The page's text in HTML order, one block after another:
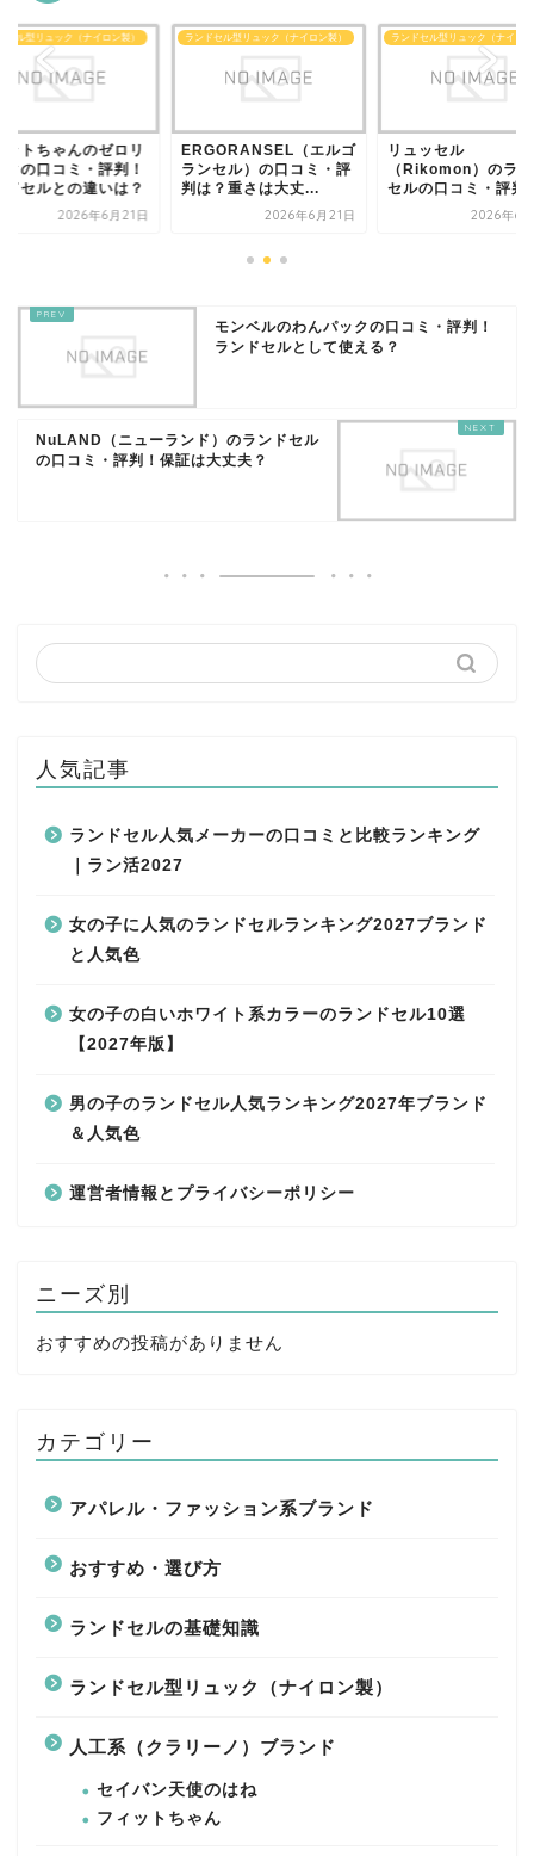
セル型リュック（ナイロン製）
ットちゃんのゼロリ
クの口コミ・評判！
ドセルとの違いは？
2026年6月21日
ランドセル型リュック（ナイロン製）
ERGORANSEL（エルゴ
ランセル）の口コミ・評
判は？重さは大丈...
2026年6月21日
ランドセル型リュック（ナイロ
リュッセル
（Rikomon）のラ
セルの口コミ・評判
2026年6
モンベルのわんパックの口コミ・評判！
ランドセルとして使える？
NuLAND（ニューランド）のランドセル
の口コミ・評判！保証は大丈夫？
人気記事
ランドセル人気メーカーの口コミと比較ランキング
｜ラン活2027
女の子に人気のランドセルランキング2027ブランド
と人気色
女の子の白いホワイト系カラーのランドセル10選
【2027年版】
男の子のランドセル人気ランキング2027年ブランド
＆人気色
運営者情報とプライバシーポリシー
ニーズ別
おすすめの投稿がありません
カテゴリー
アパレル・ファッション系ブランド
おすすめ・選び方
ランドセルの基礎知識
ランドセル型リュック（ナイロン製）
人工系（クラリーノ）ブランド
セイバン天使のはね
フィットちゃん